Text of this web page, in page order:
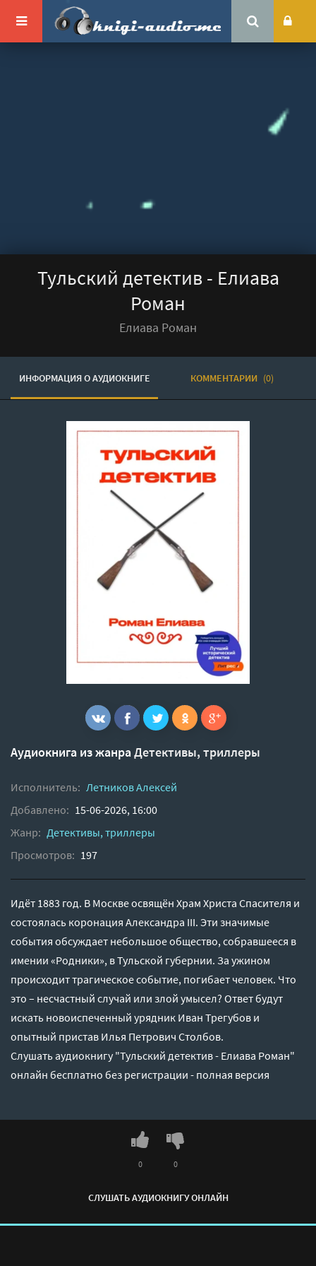
Тульский детектив - Елиава
Роман
Елиава Роман
ИНФОРМАЦИЯ О АУДИОКНИГЕ КОММЕНТАРИИ (0)
Аудиокнига из жанраДетективы, триллеры
Исполнитель: Летников Алексей
Добавлено: 15-06-2026, 16:00
Жанр: Детективы, триллеры
Просмотров: 197
Идёт 1883 год. В Москве освящён Храм Христа Спасителя и
состоялась коронация Александра III. Эти значимые
события обсуждает небольшое общество, собравшееся в
имении «Родники», в Тульской губернии. За ужином
происходит трагическое событие, погибает человек. Что
это – несчастный случай или злой умысел? Ответ будут
искать новоиспеченный урядник Иван Трегубов и
опытный пристав Илья Петрович Столбов.
Слушать аудиокнигу "Тульский детектив - Елиава Роман"
онлайн бесплатно без регистрации - полная версия
СЛУШАТЬ АУДИОКНИГУ ОНЛАЙН
0 0